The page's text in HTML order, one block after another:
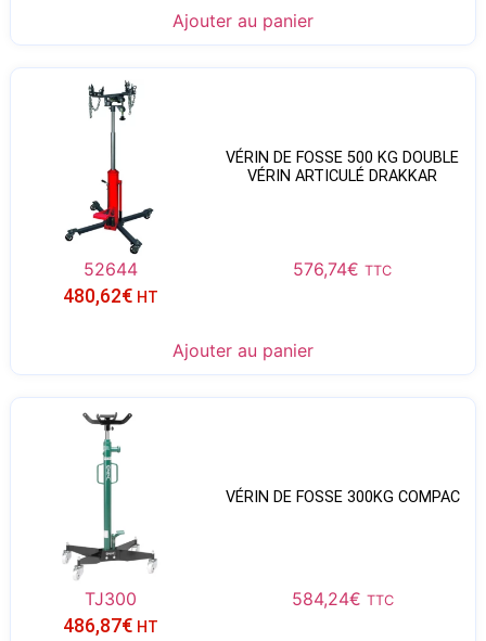
Ajouter au panier
VÉRIN DE FOSSE 500 KG DOUBLE
VÉRIN ARTICULÉ DRAKKAR
52644 576,74€ TTC
480,62€ HT
Ajouter au panier
VÉRIN DE FOSSE 300KG COMPAC
TJ300 584,24€ TTC
486,87€ HT